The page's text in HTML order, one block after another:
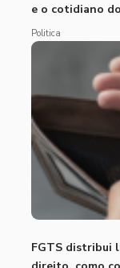
e o cotidiano
Politica
FGTS distribui